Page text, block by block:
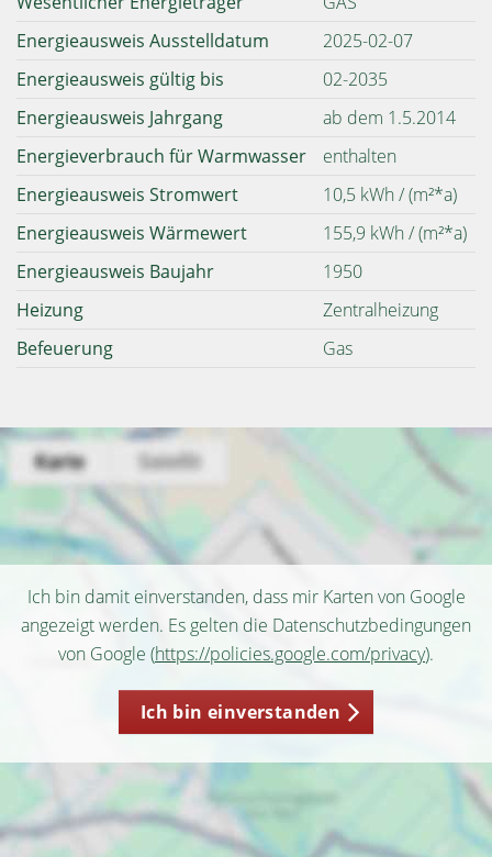
Energieausweis Ausstelldatum
2025-02-07
Energieausweis gültig bis
02-2035
Energieausweis Jahrgang
ab dem 1.5.2014
Energieverbrauch für Warmwasser
enthalten
Energieausweis Stromwert
10,5 kWh / (m²*a)
Energieausweis Wärmewert
155,9 kWh / (m²*a)
Energieausweis Baujahr
1950
Heizung
Zentralheizung
Befeuerung
Gas
Ich bin damit einverstanden, dass mir Karten von Google
angezeigt werden. Es gelten die Datenschutzbedingungen
von Google (https://policies.google.com/privacy).
Ich bin einverstanden